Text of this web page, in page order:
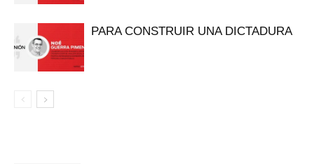
PARA CONSTRUIR UNA DICTADURA